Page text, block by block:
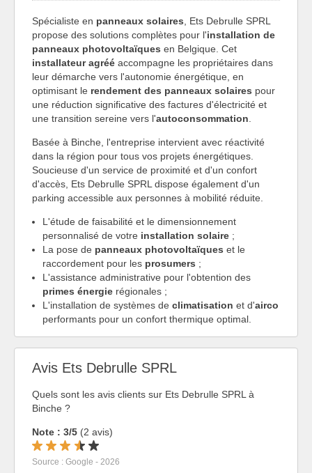
Spécialiste en panneaux solaires , Ets Debrulle SPRL
propose des solutions complètes pour l'installation de
panneaux photovoltaïques en Belgique. Cet
installateur agréé accompagne les propriétaires dans
leur démarche vers l'autonomie énergétique, en
optimisant le rendement des panneaux solaires pour
une réduction significative des factures d'électricité et
une transition sereine vers l'autoconsommation
Basée à Binche, l'entreprise intervient avec réactivité
dans la région pour tous vos projets énergétiques.
Soucieuse d'un service de proximité et d'un confort
d'accès, Ets Debrulle SPRL dispose également d'un
parking accessible aux personnes à mobilité réduite.
L'étude de faisabilité et le dimensionnement
personnalisé de votre installation solaire ;
La pose de panneaux photovoltaïques et le
raccordement pour les prosumers ;
L'assistance administrative pour l'obtention des
primes énergie régionales ;
L'installation de systèmes de climatisation et d'airco
performants pour un confort thermique optimal.
Avis Ets Debrulle SPRL
Quels sont les avis clients sur Ets Debrulle SPRL à
Binche ?
Note : 3/5 (2 avis)
Source : Google - 2026